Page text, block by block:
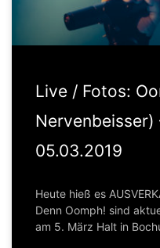
Live / Fotos:
Nervenbeisser)
05.03.2019
Heute hieß es
Denn Oomph! sind
am 5. März Halt in